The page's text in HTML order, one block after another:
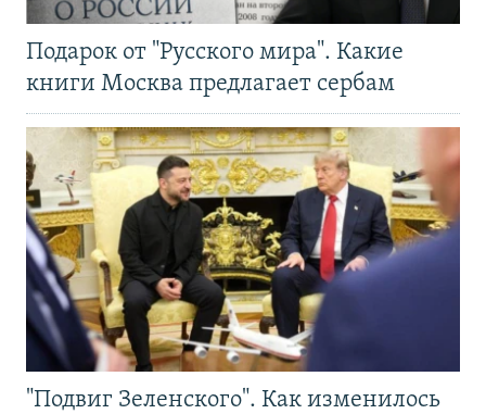
Подарок от "Русского мира". Какие
книги Москва предлагает сербам
"Подвиг Зеленского". Как изменилось